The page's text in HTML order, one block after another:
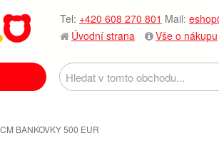
Tel: +420 608 270 801 Mail:
Úvodní strana
Vše o nákupu
BANKOVKY 500 EUR